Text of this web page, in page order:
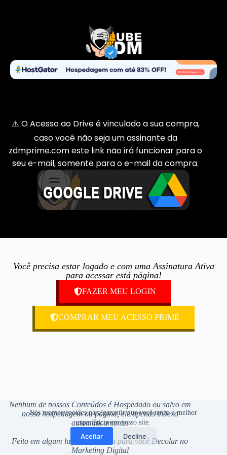
Nós usamos cookies para garantir que você tenha a melhor
experiência em nosso site.
Aceitar Decline
⚠️ O Acesso ao Drive é vinculado a sua compra,
caso você não seja um assinante da
zdmprime.com este link não irá funcionar para o
seu e-mail, somente para o e-mail da compra.
Você precisa estar logado e com uma Assinatura Ativa
para acessar está página!
FAZER MEU LOGIN
COMPRAR MEU ACESSO PRIME
Nenhum de nossos Conteúdos é Hospedado ou salvo em
nossa hospedagem ou página, ele apenas indexa
automaticamente.
Feito em algum lugar deLisboa para você Decolar no
Marketing Digital